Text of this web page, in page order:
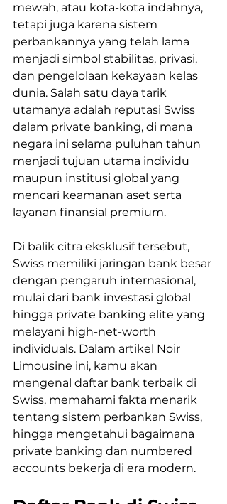
mewah, atau kota-kota indahnya,
tetapi juga karena sistem
perbankannya yang telah lama
menjadi simbol stabilitas, privasi,
dan pengelolaan kekayaan kelas
dunia. Salah satu daya tarik
utamanya adalah reputasi Swiss
dalam private banking, di mana
negara ini selama puluhan tahun
menjadi tujuan utama individu
maupun institusi global yang
mencari keamanan aset serta
layanan finansial premium.
Di balik citra eksklusif tersebut,
Swiss memiliki jaringan bank besar
dengan pengaruh internasional,
mulai dari bank investasi global
hingga private banking elite yang
melayani high-net-worth
individuals. Dalam artikel Noir
Limousine ini, kamu akan
mengenal daftar bank terbaik di
Swiss, memahami fakta menarik
tentang sistem perbankan Swiss,
hingga mengetahui bagaimana
private banking dan numbered
accounts bekerja di era modern.